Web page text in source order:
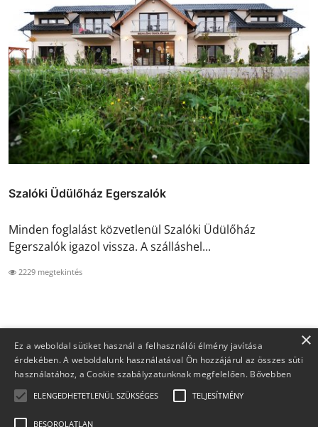
Szalóki Üdülőház Egerszalók
Minden foglalást közvetlenül Szalóki Üdülőház
Egerszalók igazol vissza. A szálláshel...
2229 megtekintés
×
Ez a weboldal sütiket használ a felhasználói élmény javítása
érdekében. A weboldalunk használatával Ön hozzájárul az összes süti
használatához, a Cookie szabályzatunknak megfelelően. Bővebben
ELENGEDHETETLENÜL SZÜKSÉGES TELJESÍTMÉNY
BESOROLATLAN